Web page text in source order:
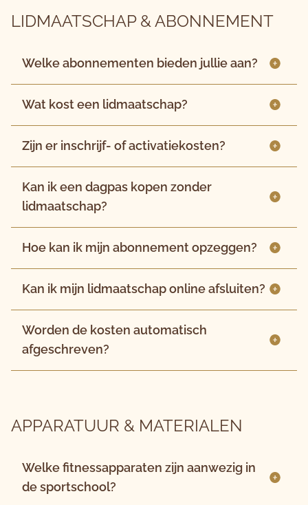
LIDMAATSCHAP & ABONNEMENT
Welke abonnementen bieden jullie aan?
Wat kost een lidmaatschap?
Zijn er inschrijf- of activatiekosten?
Kan ik een dagpas kopen zonder
lidmaatschap?
Hoe kan ik mijn abonnement opzeggen?
Kan ik mijn lidmaatschap online afsluiten?
Worden de kosten automatisch
afgeschreven?
APPARATUUR & MATERIALEN
Welke fitnessapparaten zijn aanwezig in
de sportschool?